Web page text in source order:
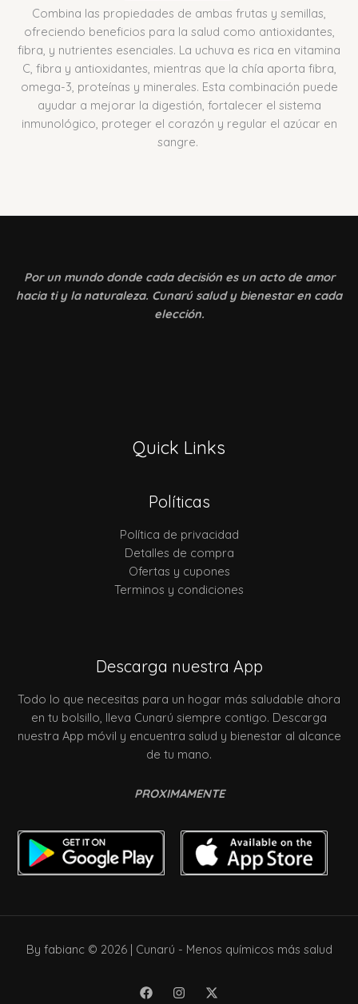
Combina las propiedades de ambas frutas y semillas,
ofreciendo beneficios para la salud como antioxidantes,
fibra, y nutrientes esenciales. La uchuva es rica en vitamina
C, fibra y antioxidantes, mientras que la chía aporta fibra,
omega-3, proteínas y minerales. Esta combinación puede
ayudar a mejorar la digestión, fortalecer el sistema
inmunológico, proteger el corazón y regular el azúcar en
sangre.
Por un mundo donde cada decisión es un acto de amor
hacia ti y la naturaleza. Cunarú salud y bienestar en cada
elección.
Quick Links
Políticas
Política de privacidad
Detalles de compra
Ofertas y cupones
Terminos y condiciones
Descarga nuestra App
Todo lo que necesitas para un hogar más saludable ahora
en tu bolsillo, lleva Cunarú siempre contigo. Descarga
nuestra App móvil y encuentra salud y bienestar al alcance
de tu mano.
PROXIMAMENTE
By fabianc © 2026 | Cunarú - Menos químicos más salud